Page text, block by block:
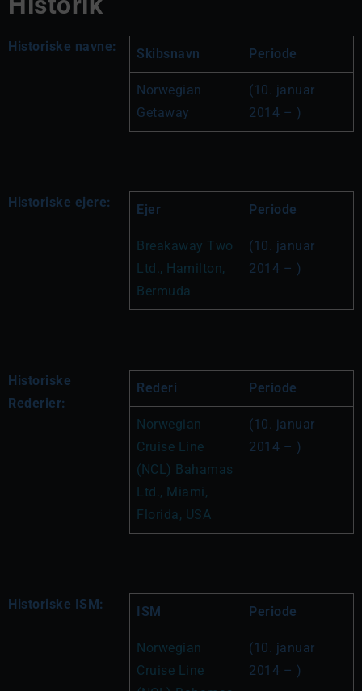
Historiske navne: Skibsnavn Periode
Norwegian
Getaway
(10. januar
2014 – )
Historiske ejere: Ejer Periode
Breakaway Two
Ltd., Hamilton,
Bermuda
(10. januar
2014 – )
Historiske
Rederier:
Rederi Periode
Norwegian
Cruise Line
(NCL) Bahamas
Ltd., Miami,
Florida, USA
(10. januar
2014 – )
Historiske ISM: ISM Periode
Norwegian
Cruise Line
(10. januar
2014 – )